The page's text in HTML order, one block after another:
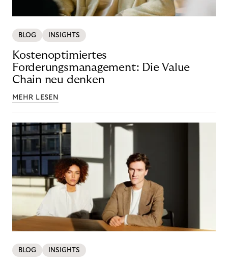
BLOG INSIGHTS
Kostenoptimiertes
Forderungsmanagement: Die Value
Chain neu denken
MEHR LESEN
BLOG INSIGHTS